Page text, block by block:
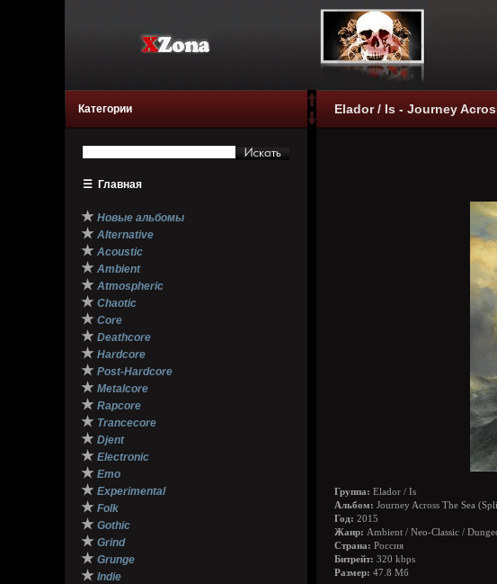
Категории
☰ Главная
★ Новые альбомы
★ Alternative
★ Acoustic
★ Ambient
★ Atmospheric
★ Chaotic
★ Core
★ Deathcore
★ Hardcore
★ Post-Hardcore
★ Metalcore
★ Rapcore
★ Trancecore
★ Djent
★ Electronic
★ Emo
★ Experimental
★ Folk
★ Gothic
★ Grind
★ Grunge
★ Indie
Elador / Is - Journey
Группа: Elador / Is
Альбом: Journey Across The Sea
Год: 2015
Жанр: Ambient / Neo-Classic /
Страна: Россия
Битрейт: 320 kbps
Размер: 47.8 Мб